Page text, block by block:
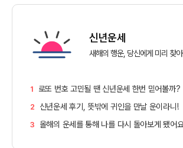
신년운세
새해의 행운, 당신에게 미리 찾
1 로또 번호 고민될 땐 신년운세 한번 믿어볼까?
2 신년운세 후기, 뜻밖에 귀인을 만날 운이라니!
3 올해의 운세를 통해 나를 다시 돌아보게 됐어